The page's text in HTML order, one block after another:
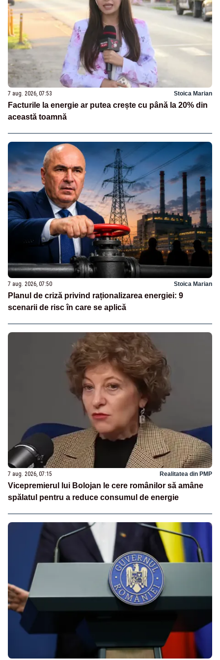
7 aug. 2026, 07:53 Stoica Marian
Facturile la energie ar putea crește cu până la 20% din
această toamnă
7 aug. 2026, 07:50 Stoica Marian
Planul de criză privind raționalizarea energiei: 9
scenarii de risc în care se aplică
7 aug. 2026, 07:15 Realitatea din PMP
Vicepremierul lui Bolojan le cere românilor să amâne
spălatul pentru a reduce consumul de energie